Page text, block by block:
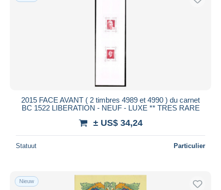
2015 FACE AVANT ( 2 timbres 4989 et 4990 ) du carnet
BC 1522 LIBERATION - NEUF - LUXE ** TRES RARE
± US$ 34,24
Statuut Particulier
Nieuw